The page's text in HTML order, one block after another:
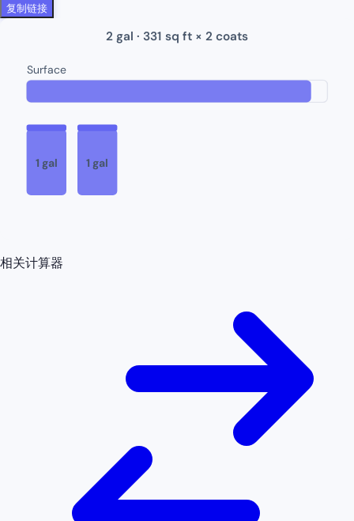
复制链接
2gal · 331 sq ft × 2coats
Surface
1 gal 1 gal
相关计算器